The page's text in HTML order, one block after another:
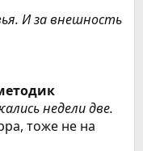
И за внешность
недели две.
тоже не на